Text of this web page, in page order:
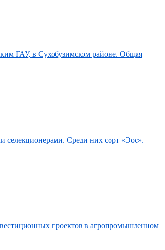
ГАУ, в Сухобузимском районе. Общая
селекционерами. Среди них сорт «Эос»,
проектов в агропромышленном